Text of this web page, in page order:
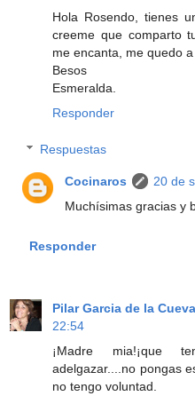
Hola Rosendo, tienes
creeme que comparto
me encanta, me quedo a
Besos
Esmeralda.
Responder
Respuestas
Cocinaros
20 de
Muchísimas gracias y
Responder
Pilar Garcia de la Cueva
22:54
¡Madre mia!¡que
adelgazar....no pongas
no tengo voluntad.